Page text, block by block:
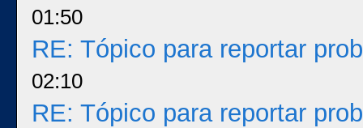
01:50
RE: Tópico para reportar
02:10
RE: Tópico para reportar